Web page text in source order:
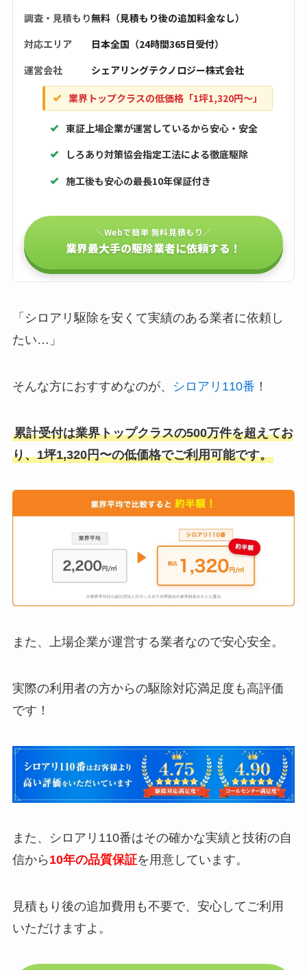
調査・見積もり無料（見積もり後の追加料金なし）
対応エリア
日本全国（24時間365日受付）
運営会社
シェアリングテクノロジー株式会社
業界トップクラスの低価格「1坪1,320円〜」
東証上場企業が運営しているから安心・安全
しろあり対策協会指定工法による徹底駆除
施工後も安心の最長10年保証付き
＼Webで簡単 無料見積もり／
業界最大手の駆除業者に依頼する！
「シロアリ駆除を安くて実績のある業者に依頼し
たい…」
そんな方におすすめなのが、 シロアリ110番 ！
累計受付は業界トップクラスの500万件を超えてお
り、1坪1,320円〜の低価格でご利用可能です。
また、上場企業が運営する業者なので安心安全。
実際の利用者の方からの駆除対応満足度も高評価
です！
また、シロアリ110番はその確かな実績と技術の自
信から 10年の品質保証を用意しています。
見積もり後の追加費用も不要で、安心してご利用
いただけますよ。